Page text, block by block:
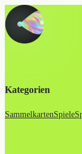
Kategorien
SammelkartenSpiele